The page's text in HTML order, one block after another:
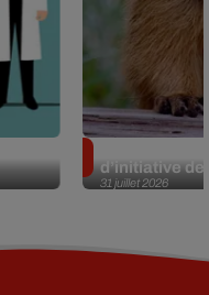
31 juillet 2026
d’initiative